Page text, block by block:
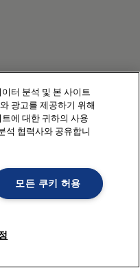
터 분석 및 본 사이트
광고를 제공하기 위해
에 대한 귀하의 사용
석 협력사와 공유합니
모든 쿠키 허용